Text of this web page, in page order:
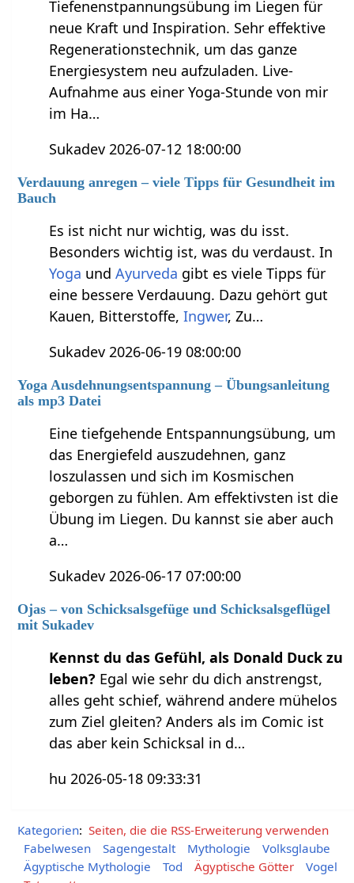
Tiefenenstpannungsübung im Liegen für
neue Kraft und Inspiration. Sehr effektive
Regenerationstechnik, um das ganze
Energiesystem neu aufzuladen. Live-
Aufnahme aus einer Yoga-Stunde von mir
im Ha…
Sukadev 2026-07-12 18:00:00
Verdauung anregen – viele Tipps für Gesundheit im
Bauch
Es ist nicht nur wichtig, was du isst.
Besonders wichtig ist, was du verdaust. In
Yoga undAyurveda gibt es viele Tipps für
eine bessere Verdauung. Dazu gehört gut
Kauen, Bitterstoffe,Ingwer, Zu…
Sukadev 2026-06-19 08:00:00
Yoga Ausdehnungsentspannung – Übungsanleitung
als mp3 Datei
Eine tiefgehende Entspannungsübung, um
das Energiefeld auszudehnen, ganz
loszulassen und sich im Kosmischen
geborgen zu fühlen. Am effektivsten ist die
Übung im Liegen. Du kannst sie aber auch
a…
Sukadev 2026-06-17 07:00:00
Ojas – von Schicksalsgefüge und Schicksalsgeflügel
mit Sukadev
Kennst du das Gefühl, als Donald Duck zu
leben? Egal wie sehr du dich anstrengst,
alles geht schief, während andere mühelos
zum Ziel gleiten? Anders als im Comic ist
das aber kein Schicksal in d…
hu 2026-05-18 09:33:31
Kategorien: Seiten, die die RSS-Erweiterung verwenden
Fabelwesen
Sagengestalt Mythologie
Volksglaube
Ägyptische Mythologie
Tod Ägyptische Götter
Vogel